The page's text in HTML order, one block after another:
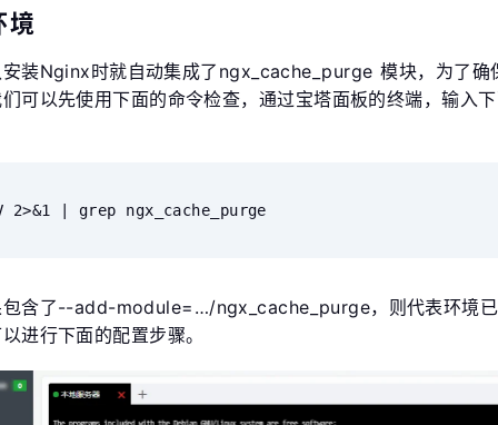
境
装Nginx时就自动集成了ngx_cache_purge 模块，为了确
可以先使用下面的命令检查，通过宝塔面板的终端，输入
2>&1 | grep ngx_cache_purge
包含了--add-module=…/ngx_cache_purge，则代表环境
进行下面的配置步骤。